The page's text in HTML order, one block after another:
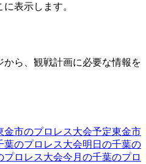
表示します。
ら、観戦計画に必要な情報を
金市のプロレス大会予定東金市
葉のプロレス大会明日の千葉の
プロレス大会今月の千葉のプロ